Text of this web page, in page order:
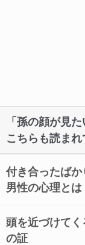
「孫の顔が見
こちらも読ま
付き合ったば
男性の心理とは
頭を近づけて
の証